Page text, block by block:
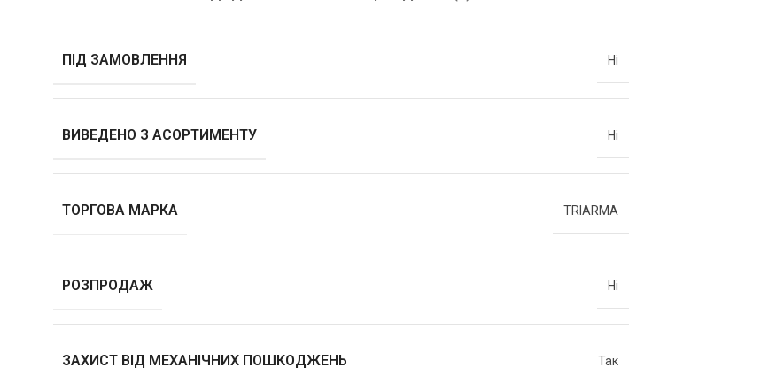
ПІД ЗАМОВЛЕННЯ Ні
ВИВЕДЕНО З АСОРТИМЕНТУ Ні
ТОРГОВА МАРКА TRIARMA
РОЗПРОДАЖ Ні
ЗАХИСТ ВІД МЕХАНІЧНИХ ПОШКОДЖЕНЬ Так